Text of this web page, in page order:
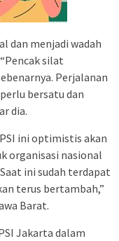
dan menjadi wadah
silat
Perjalanan
bersatu dan
dia.
ini optimistis akan
organisasi nasional
ini sudah terdapat
terus bertambah,”
Barat.
Jakarta dalam